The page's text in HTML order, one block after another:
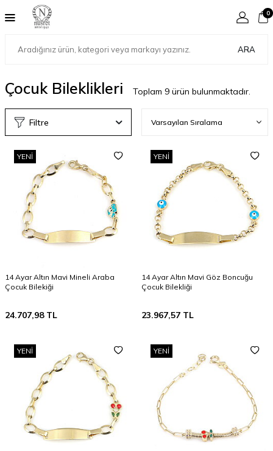
ARA
0
Çocuk Bileklikleri Toplam 9 ürün bulunmaktadır.
Filtre
YENI
14 Ayar Altın Mavi Mineli Araba
Çocuk Bilekiği
24.707,98TL
YENI
14 Ayar Altın Mavi Göz Boncuğu
Çocuk Bilekliği
23.967,57 TL
YENI YENI